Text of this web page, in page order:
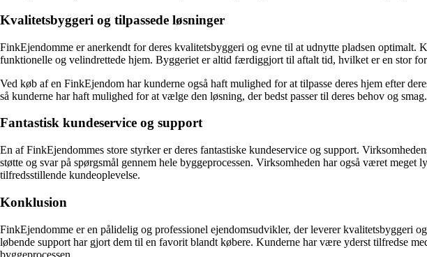
Kvalitetsbyggeri og tilpassede løsninger
FinkEjendomme er anerkendt for deres kvalitetsbyggeri og evne til at udnytte pladsen optimalt.
funktionelle og velindrettede hjem. Byggeriet er altid færdiggjort til aftalt tid, hvilket er en stor
Ved køb af en FinkEjendom har kunderne også haft mulighed for at tilpasse deres hjem efter
så kunderne har haft mulighed for at vælge den løsning, der bedst passer til deres behov og smag.
Fantastisk kundeservice og support
En af FinkEjendommes store styrker er deres fantastiske kundeservice og support.
støtte og svar på spørgsmål gennem hele byggeprocessen. Virksomheden har også været
tilfredsstillende kundeoplevelse.
Konklusion
FinkEjendomme er en pålidelig og professionel ejendomsudvikler, der leverer kvalitetsbyggeri
løbende support har gjort dem til en favorit blandt købere. Kunderne har være yderst tilfredse
byggeprocessen.